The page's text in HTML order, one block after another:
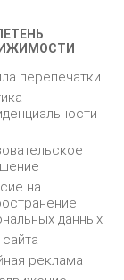
перепечатки
на
данных
реклама